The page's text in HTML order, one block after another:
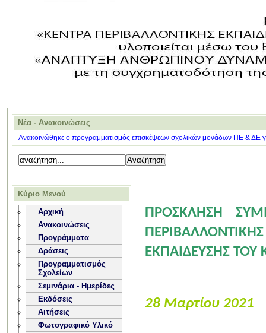
Νέα - Ανακοινώσεις
Ανακοινώθηκε ο προγραμματισμός επισκέψεων σχολικών μονάδων ΠΕ & ΔΕ
Κύριο Μενού
Αρχική
Ανακοινώσεις
Προγράμματα
Δράσεις
Προγραμματισμός
Σχολείων
Σεμινάρια - Ημερίδες
Εκδόσεις
Αιτήσεις
Φωτογραφικό Υλικό
ΠΡΟΣΚΛΗΣΗ
ΠΕΡΙΒΑΛΛΟΝΤΙΚΗΣ
ΕΚΠΑΙΔΕΥΣΗΣ ΤΟΥ
28 Μαρτίου 2021